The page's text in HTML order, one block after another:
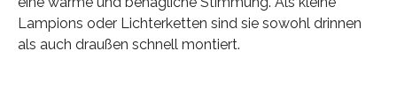
Lampions oder Lichterketten sind sie sowohl drinnen
als auch draußen schnell montiert.